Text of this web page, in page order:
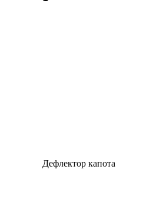
Дефлектор капота